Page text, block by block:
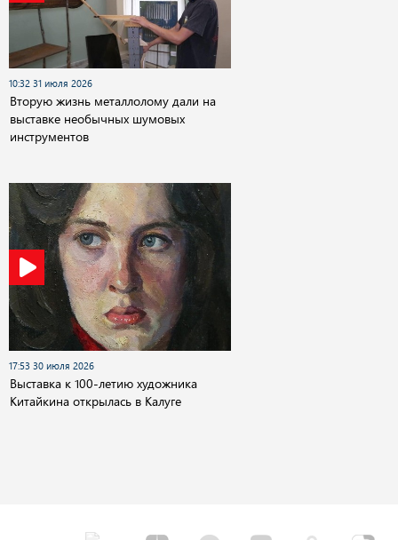
10:32 31 июля 2026
Вторую жизнь металлолому дали на
выставке необычных шумовых
инструментов
17:53 30 июля 2026
Выставка к 100-летию художника
Китайкина открылась в Калуге